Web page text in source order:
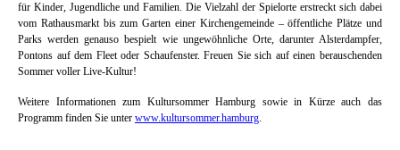
für Kinder, Jugendliche und Familien. Die Vielzahl der Spielorte erstreckt sich dabei
vom Rathausmarkt bis zum Garten einer Kirchengemeinde – öffentliche Plätze und
Parks werden genauso bespielt wie ungewöhnliche Orte, darunter Alsterdampfer,
Pontons auf dem Fleet oder Schaufenster. Freuen Sie sich auf einen berauschenden
Sommer voller Live-Kultur!
Weitere Informationen zum Kultursommer Hamburg sowie in Kürze auch das
Programm finden Sie unter www.kultursommer.hamburg.